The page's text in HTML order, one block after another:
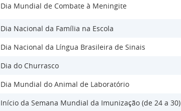
Dia Mundial de Combate à Meningite
Dia Nacional da Família na Escola
Dia Nacional da Língua Brasileira de Sinais
Dia do Churrasco
Dia Mundial do Animal de Laboratório
Início da Semana Mundial da Imunização (de 24 a 30)